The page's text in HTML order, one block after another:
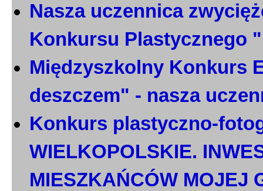
Nasza uczennica
Konkursu Plastycznego
Międzyszkolny Konkurs
deszczem" - nasza
Konkurs plastyczno-
WIELKOPOLSKIE.
MIESZKAŃCÓW MOJEJ